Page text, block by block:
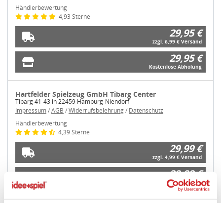
Händlerbewertung
4,93 Sterne
29,95 €
zzgl. 6,99 € Versand
29,95 €
Kostenlose Abholung
Hartfelder Spielzeug GmbH Tibarg Center
Tibarg 41-43 in 22459 Hamburg-Niendorf
Impressum/AGB /Widerrufsbelehrung/ Datenschutz
Händlerbewertung
4,39 Sterne
29,99 €
zzgl. 4,99 € Versand
29,99 €
Kostenlose Abholung